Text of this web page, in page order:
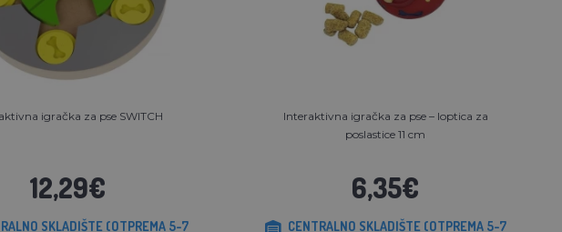
igračka za pse SWITCH
12,29€
SKLADIŠTE (OTPREMA 5-7
Interaktivna igračka za pse – loptica za
poslastice 11 cm
6,35€
CENTRALNO SKLADIŠTE (OTPREMA 5-7